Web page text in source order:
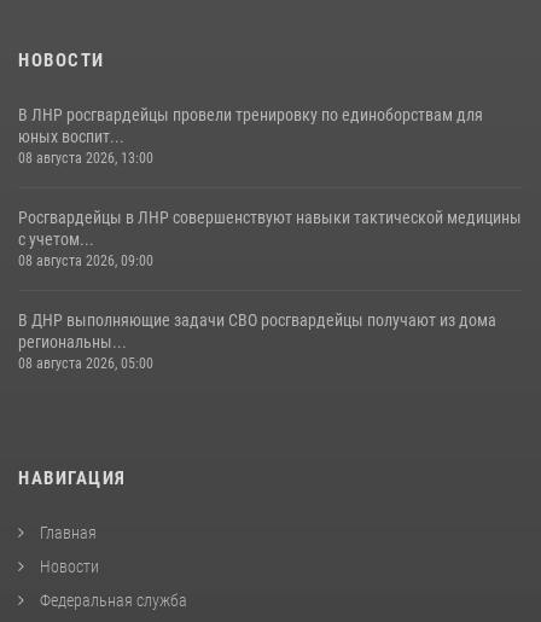
НОВОСТИ
В ЛНР росгвардейцы провели тренировку по единоборствам для
юных воспит...
08 августа 2026, 13:00
Росгвардейцы в ЛНР совершенствуют навыки тактической медицины
с учетом...
08 августа 2026, 09:00
В ДНР выполняющие задачи СВО росгвардейцы получают из дома
региональны...
08 августа 2026, 05:00
НАВИГАЦИЯ
Главная
Новости
Федеральная служба